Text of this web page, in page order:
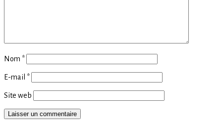
Nom *
E-mail *
Site web